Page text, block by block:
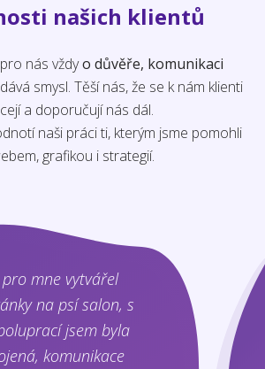
našich klientů
nás vždyo důvěře, komunikaci
smysl. Těší nás, že se k nám klienti
a doporučují nás dál.
naši práci ti, kterým jsme pomohli
grafikou i strategií.
mne vytvářel
na psí salon, s
jsem byla
komunikace